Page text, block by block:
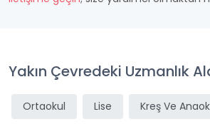
Yakın Çevredeki Uzmanlık
Ortaokul Lise Kreş Ve